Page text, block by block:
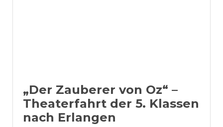
„Der Zauberer von Oz“ –
Theaterfahrt der 5. Klassen
nach Erlangen